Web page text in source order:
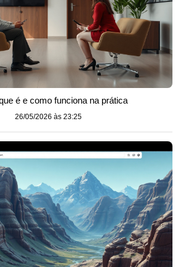
é e como funciona na prática
26/05/2026 às 23:25